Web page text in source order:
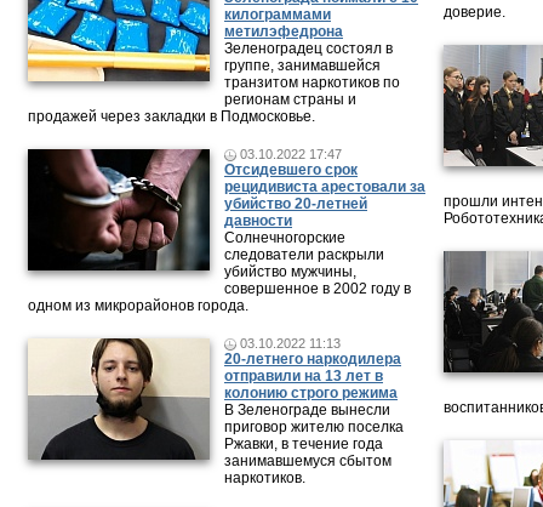
килограммами
метилэфедрона
Зеленоградец состоял в
группе, занимавшейся
транзитом наркотиков по
регионам страны и
продажей через закладки в Подмосковье.
03.10.2022 17:47
Отсидевшего срок
рецидивиста арестовали за
убийство 20-летней
давности
Солнечногорские
следователи раскрыли
убийство мужчины,
совершенное в 2002 году в
одном из микрорайонов города.
03.10.2022 11:13
20-летнего наркодилера
отправили на 13 лет в
колонию строго режима
В Зеленограде вынесли
приговор жителю поселка
Ржавки, в течение года
занимавшемуся сбытом
наркотиков.
доверие.
прошли